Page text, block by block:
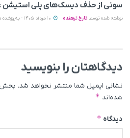
سونی از حذف دیسک‌های پلی استیشن
نوشته شده توسط تارخ ترهنده
دیدگاهتان را بنویسید
نشانی ایمیل شما منتشر نخواهد شد.
شده‌اند *
دیدگاه *